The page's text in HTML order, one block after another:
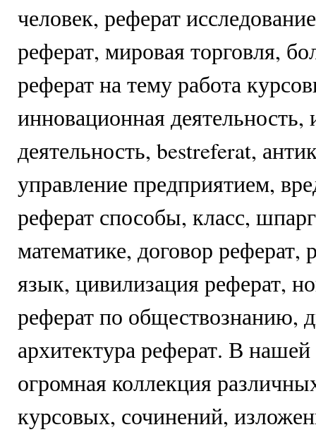
человек, реферат
реферат, мировая торговля,
реферат на тему работа
инновационная деятельность,
деятельность, bestreferat,
управление предприятием,
реферат способы, класс,
математике, договор реферат,
язык, цивилизация реферат,
реферат по обществознанию,
архитектура реферат. В нашей
огромная коллекция
курсовых, сочинений,